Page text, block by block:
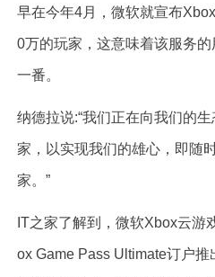
早在今年4月，微软就宣布
0万的玩家，这意味着该服务
一番。
纳德拉说:“我们正在向我们的
家，以实现我们的雄心，即随
家。”
IT之家了解到，微软Xbox云游
ox Game Pass Ultimate订户